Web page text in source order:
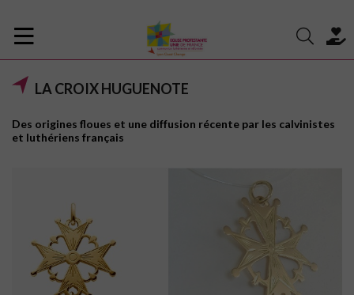
LA CROIX HUGUENOTE
Des origines floues et une diffusion récente par les calvinistes
et luthériens français